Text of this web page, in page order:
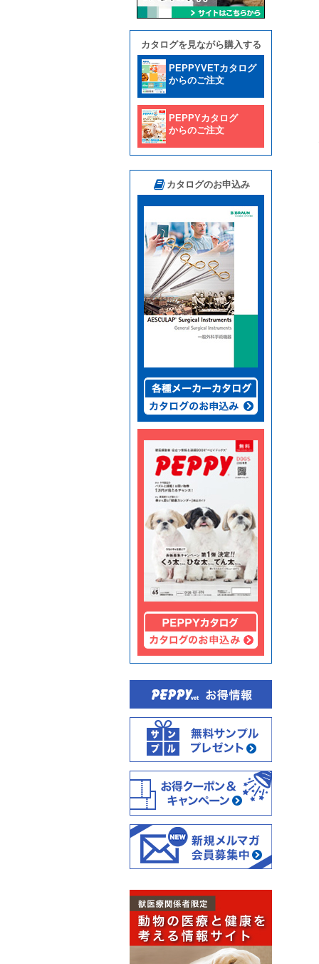
カタログを見ながら購入する
PEPPYVETカタログ
からのご注文
PEPPYカタログ
からのご注文
カタログのお申込み